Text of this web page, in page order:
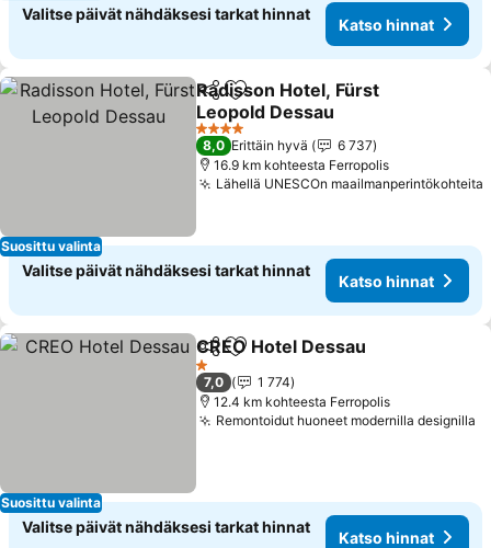
Valitse päivät nähdäksesi tarkat hinnat
Katso hinnat
Suosittu valinta
Jaa Lisää suosikkeihin
Radisson Hotel, Fürst
Leopold Dessau
Katso hinnat
4 Tähtiluokitus
8,0 Erittäin hyvä
6 737
16.9 km kohteesta Ferropolis
Lähellä UNESCOn maailmanperintökohteita
Valitse päivät nähdäksesi tarkat hinnat
Katso hinnat
Suosittu valinta
Jaa Lisää suosikkeihin
CREO Hotel Dessau
1 Tähtiluokitus
7,0
1 774
12.4 km kohteesta Ferropolis
Remontoidut huoneet modernilla designilla
Valitse päivät nähdäksesi tarkat hinnat
Katso hinnat